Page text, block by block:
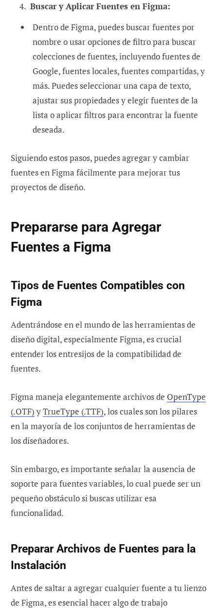
Buscar y Aplicar Fuentes en Figma:
Dentro de Figma, puedes buscar fuentes por
nombre o usar opciones de filtro para buscar
colecciones de fuentes, incluyendo fuentes de
Google, fuentes locales, fuentes compartidas, y
más. Puedes seleccionar una capa de texto,
ajustar sus propiedades y elegir fuentes de la
lista o aplicar filtros para encontrar la fuente
deseada.
Siguiendo estos pasos, puedes agregar y cambiar
fuentes en Figma fácilmente para mejorar tus
proyectos de diseño.
Prepararse para Agregar
Fuentes a Figma
Tipos de Fuentes Compatibles con
Figma
Adentrándose en el mundo de las herramientas de
diseño digital, especialmente Figma, es crucial
entender los entresijos de la compatibilidad de
fuentes.
Figma maneja elegantemente archivos de OpenType
(.OTF) yTrueType (.TTF), los cuales son los pilares
en la mayoría de los conjuntos de herramientas de
los diseñadores.
Sin embargo, es importante señalar la ausencia de
soporte para fuentes variables, lo cual puede ser un
pequeño obstáculo si buscas utilizar esa
funcionalidad.
Preparar Archivos de Fuentes para la
Instalación
Antes de saltar a agregar cualquier fuente a tu lienzo
de Figma, es esencial hacer algo de trabajo